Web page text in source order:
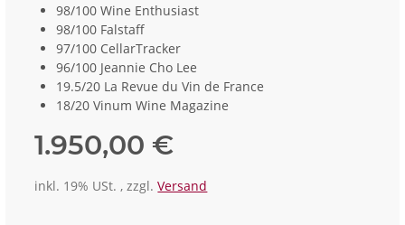
98/100 Wine Enthusiast
98/100 Falstaff
97/100 CellarTracker
96/100 Jeannie Cho Lee
19.5/20 La Revue du Vin de France
18/20 Vinum Wine Magazine
1.950,00 €
inkl. 19% USt. , zzgl.Versand